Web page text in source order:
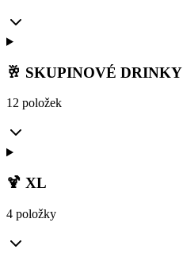
🥂 SKUPINOVÉ DRINKY
12 položek
🍹 XL
4 položky